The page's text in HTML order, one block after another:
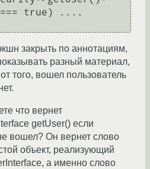
=== true) ....
закрыть по аннотациям,
разный материал,
того, вошел пользователь
что вернет
getUser() если
вошел? Он вернет слово
объект, реализующий
а именно слово